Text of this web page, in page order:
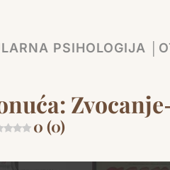
PSIHOLOGIJA
0 (0)